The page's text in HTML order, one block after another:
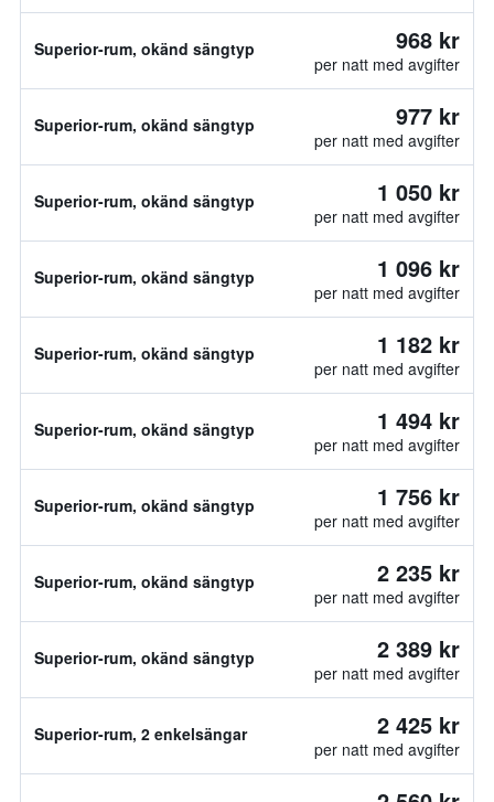
Superior-rum, okänd sängtyp 968 kr
per natt med avgifter
Superior-rum, okänd sängtyp 977 kr
per natt med avgifter
Superior-rum, okänd sängtyp 1 050 kr
per natt med avgifter
Superior-rum, okänd sängtyp 1 096 kr
per natt med avgifter
Superior-rum, okänd sängtyp 1 182 kr
per natt med avgifter
Superior-rum, okänd sängtyp 1 494 kr
per natt med avgifter
Superior-rum, okänd sängtyp 1 756 kr
per natt med avgifter
Superior-rum, okänd sängtyp 2 235 kr
per natt med avgifter
Superior-rum, okänd sängtyp 2 389 kr
per natt med avgifter
Superior-rum, 2 enkelsängar 2 425 kr
per natt med avgifter